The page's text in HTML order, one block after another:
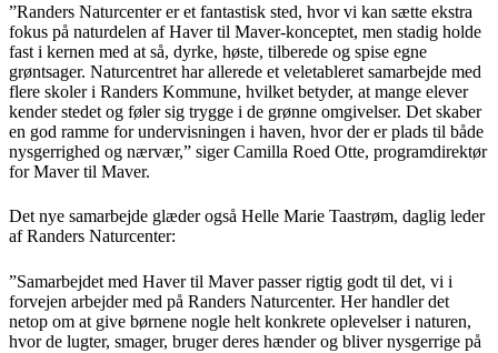
”Randers Naturcenter er et fantastisk sted, hvor vi kan sætte ekstra
fokus på naturdelen af Haver til Maver-konceptet, men stadig holde
fast i kernen med at så, dyrke, høste, tilberede og spise egne
grøntsager. Naturcentret har allerede et veletableret samarbejde med
flere skoler i Randers Kommune, hvilket betyder, at mange elever
kender stedet og føler sig trygge i de grønne omgivelser. Det skaber
en god ramme for undervisningen i haven, hvor der er plads til både
nysgerrighed og nærvær,” siger Camilla Roed Otte, programdirektør
for Maver til Maver.
Det nye samarbejde glæder også Helle Marie Taastrøm, daglig leder
af Randers Naturcenter:
”Samarbejdet med Haver til Maver passer rigtig godt til det, vi i
forvejen arbejder med på Randers Naturcenter. Her handler det
netop om at give børnene nogle helt konkrete oplevelser i naturen,
hvor de lugter, smager, bruger deres hænder og bliver nysgerrige på